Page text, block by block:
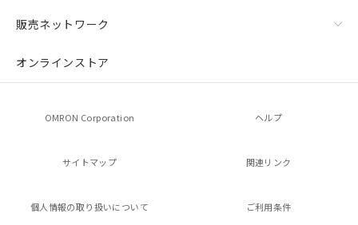
販売ネットワーク
オンラインストア
OMRON Corporation ヘルプ
サイトマップ 関連リンク
個人情報の取り扱いについて ご利用条件